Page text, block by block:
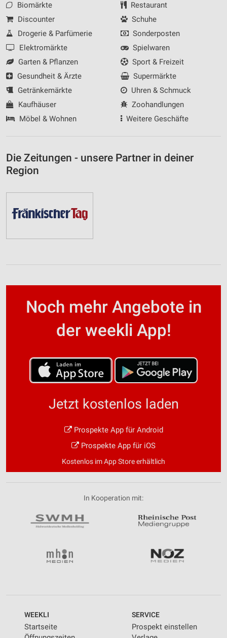
Biomärkte
Discounter
Drogerie & Parfümerie
Elektromärkte
Garten & Pflanzen
Gesundheit & Ärzte
Getränkemärkte
Kaufhäuser
Möbel & Wohnen
Restaurant
Schuhe
Sonderposten
Spielwaren
Sport & Freizeit
Supermärkte
Uhren & Schmuck
Zoohandlungen
Weitere Geschäfte
Die Zeitungen - unsere Partner in deiner
Region
Noch mehr Angebote in
der weekli App!
Jetzt kostenlos laden
Prospekte App für Android
Prospekte App für iOS
Kostenlos im App Store erhältlich
In Kooperation mit:
WEEKLI
Startseite
SERVICE
Prospekt einstellen